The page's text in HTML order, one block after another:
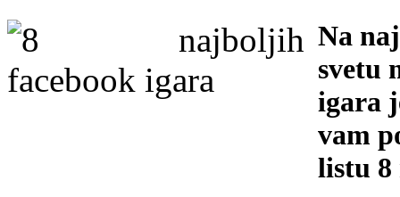
Na
svetu
igara
vam
listu 8